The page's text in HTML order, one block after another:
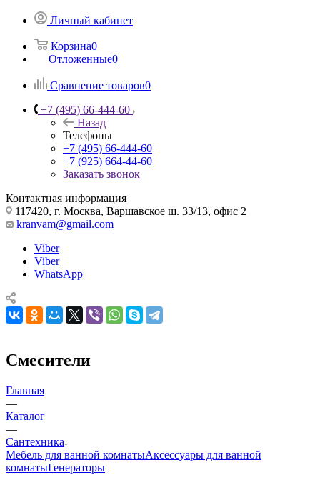
Личный кабинет
Корзина0
Отложенные0
Сравнение товаров0
+7 (495) 66-444-60
Назад
Телефоны
+7 (495) 66-444-60
+7 (925) 664-44-60
Заказать звонок
Контактная информация
117420, г. Москва, Варшавское ш. 33/13, офис 2
kranvam@gmail.com
Viber
Viber
WhatsApp
Смесители
Главная
—
Каталог
—
Сантехника
Мебель для ванной комнатыАксессуары для ванной
комнатыГенераторы